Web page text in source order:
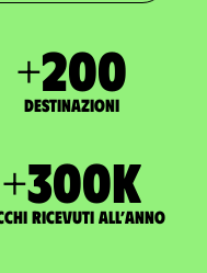
+200
Destinazioni
+300K
ricevuti all’anno